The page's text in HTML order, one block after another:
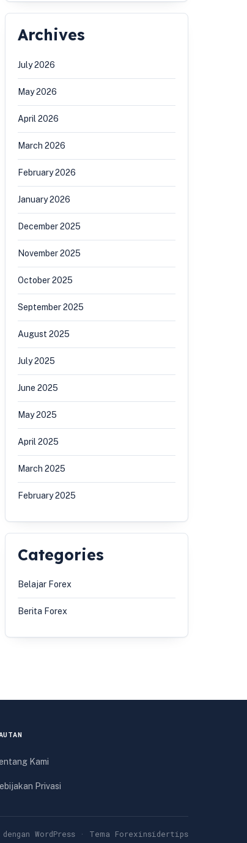
Archives
July 2026
May 2026
April 2026
March 2026
February 2026
January 2026
December 2025
November 2025
October 2025
September 2025
August 2025
July 2025
June 2025
May 2025
April 2025
March 2025
February 2025
Categories
Belajar Forex
Berita Forex
Kami
Privasi
dengan WordPress · Tema Forexinsidertips